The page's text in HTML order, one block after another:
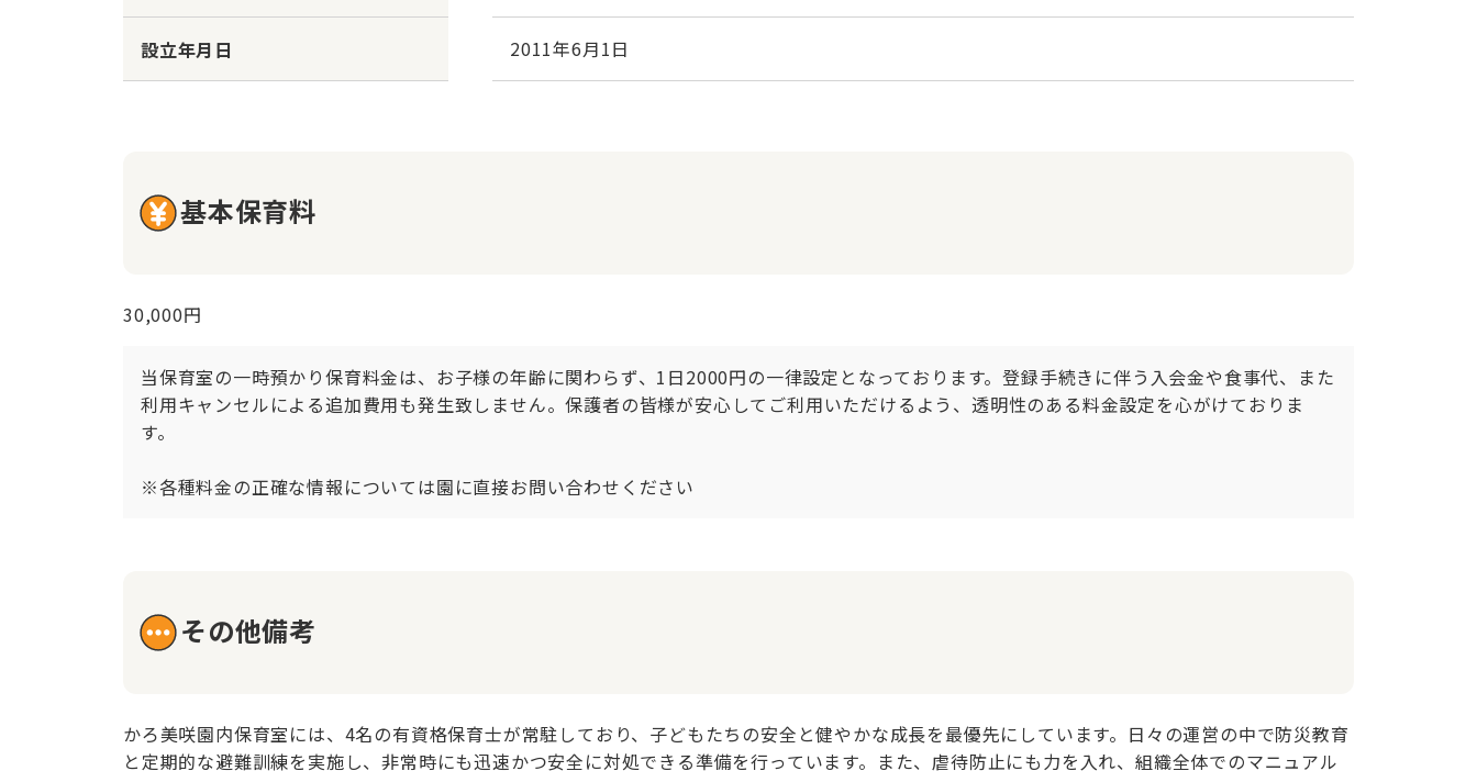
設立年月日 2011年6月1日
基本保育料
30,000円
当保育室の一時預かり保育料金は、お子様の年齢に関わらず、1日2000円の一律設定となっております。登録手続きに伴う入会金や食事代、また
利用キャンセルによる追加費用も発生致しません。保護者の皆様が安心してご利用いただけるよう、透明性のある料金設定を心がけておりま
す。
※各種料金の正確な情報については園に直接お問い合わせください
その他備考
かろ美咲園内保育室には、4名の有資格保育士が常駐しており、子どもたちの安全と健やかな成長を最優先にしています。日々の運営の中で防災教育
と定期的な避難訓練を実施し、非常時にも迅速かつ安全に対処できる準備を行っています。また、虐待防止にも力を入れ、組織全体でのマニュアル